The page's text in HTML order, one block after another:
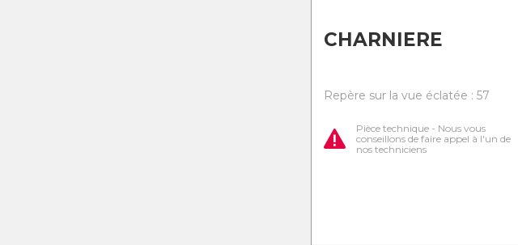
CHARNIERE
Repère sur la vue éclatée : 57
Pièce technique - Nous vous
conseillons de faire appel à l'un de
nos techniciens